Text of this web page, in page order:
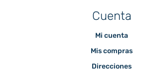
Cuenta
Mi cuenta
Mis compras
Direcciones